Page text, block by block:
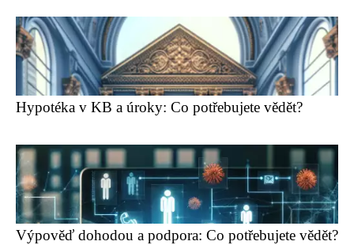
Hypotéka v KB a úroky: Co potřebujete vědět?
Výpověď dohodou a podpora: Co potřebujete vědět?